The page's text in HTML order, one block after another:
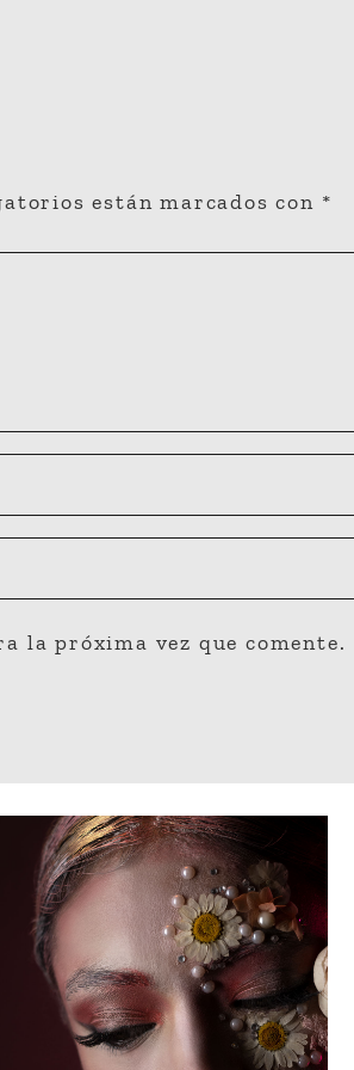
están marcados con *
la próxima vez que comente.